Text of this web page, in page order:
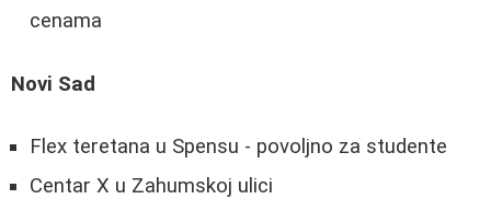
cenama
Novi Sad
Flex teretana u Spensu - povoljno za studente
Centar X u Zahumskoj ulici